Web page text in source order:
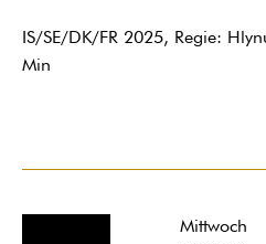
IS/SE/DK/FR 2025, Regie:
Min
Mittwoch